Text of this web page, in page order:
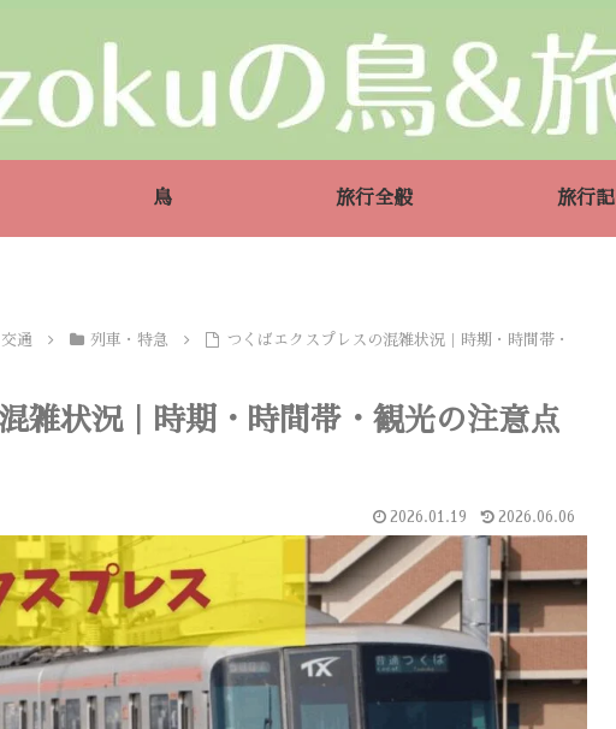
鳥 旅行全般 旅行記
通 列車・特急
つくばエクスプレスの混雑状況｜時期・時間帯・
雑状況｜時期・時間帯・観光の注意点
2026.01.19 2026.06.06